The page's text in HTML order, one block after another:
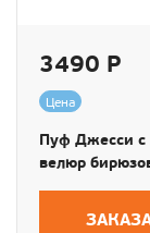
3490 Р
Цена
Пуф Джесси
велюр